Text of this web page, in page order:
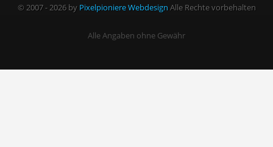
© 2007 - 2026 by Pixelpioniere Webdesign Alle Rechte vorbehalten
Alle Angaben ohne Gewähr